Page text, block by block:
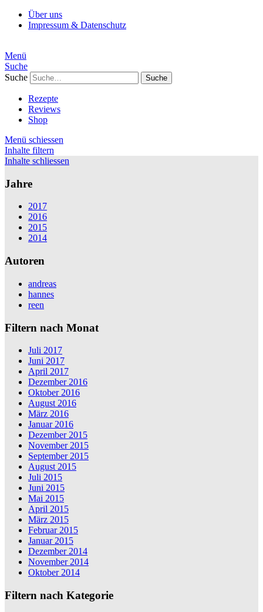
Über uns
Impressum & Datenschutz
Menü
Suche
Suche
Rezepte
Reviews
Shop
Menü schiessen
Inhalte filtern
Inhalte schliessen
Jahre
2017
2016
2015
2014
Autoren
andreas
hannes
reen
Filtern nach Monat
Juli 2017
Juni 2017
April 2017
Dezember 2016
Oktober 2016
August 2016
März 2016
Januar 2016
Dezember 2015
November 2015
September 2015
August 2015
Juli 2015
Juni 2015
Mai 2015
April 2015
März 2015
Februar 2015
Januar 2015
Dezember 2014
November 2014
Oktober 2014
Filtern nach Kategorie